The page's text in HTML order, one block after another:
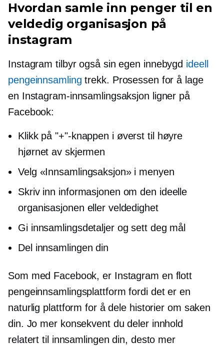
Hvordan samle inn penger til en
veldedig organisasjon på
instagram
Instagram tilbyr også sin egen innebygd ideell
pengeinnsamling trekk. Prosessen for å lage
en Instagram-innsamlingsaksjon ligner på
Facebook:
Klikk på "+"-knappen i øverst til høyre
hjørnet av skjermen
Velg «Innsamlingsaksjon» i menyen
Skriv inn informasjonen om den ideelle
organisasjonen eller veldedighet
Gi innsamlingsdetaljer og sett deg mål
Del innsamlingen din
Som med Facebook, er Instagram en flott
pengeinnsamlingsplattform fordi det er en
naturlig plattform for å dele historier om saken
din. Jo mer konsekvent du deler innhold
relatert til innsamlingen din, desto mer